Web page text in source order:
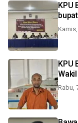
KPU
KPU
Rabu,